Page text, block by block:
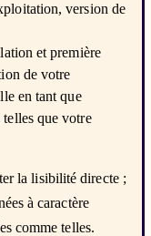
version de
et première
de votre
en tant que
que votre
la lisibilité directe ;
à caractère
comme telles.